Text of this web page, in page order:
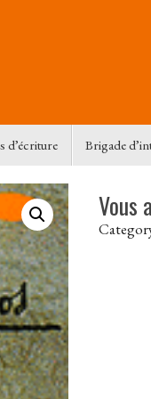
d’écriture Brigade
Vous